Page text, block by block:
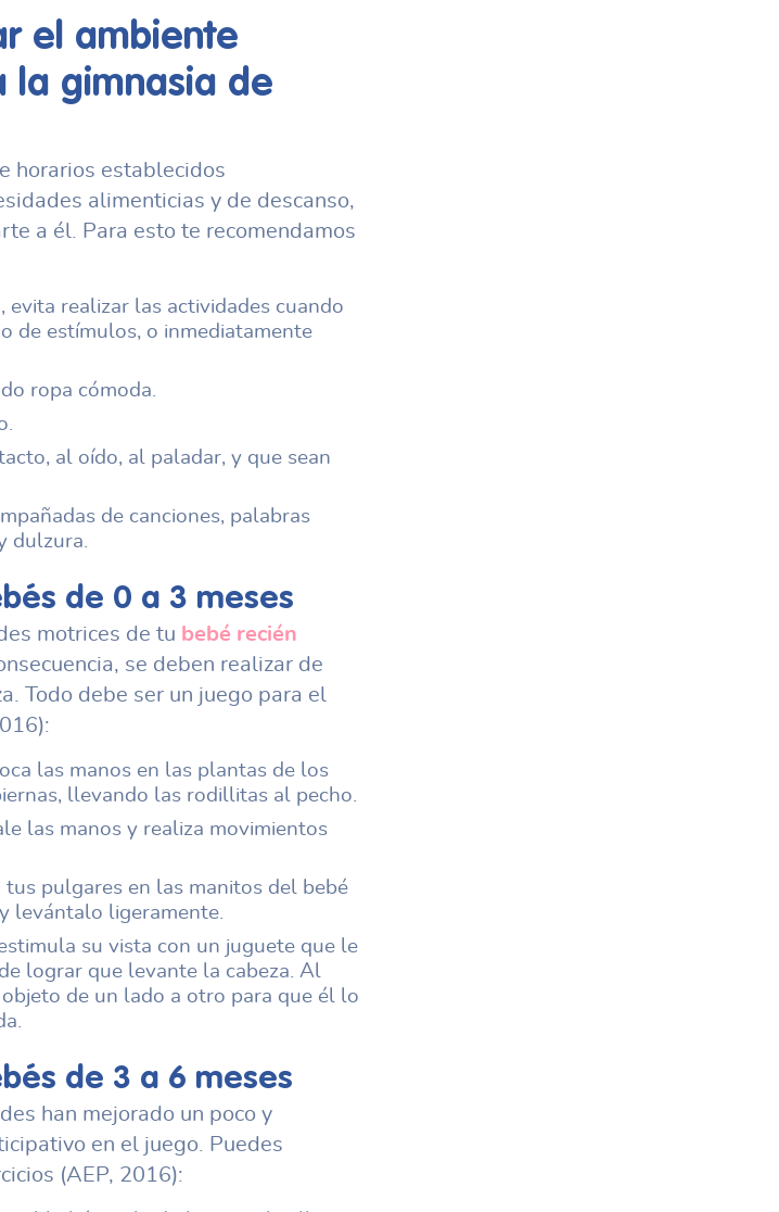
el ambiente
la gimnasia de
horarios establecidos
alimenticias y de descanso,
a él. Para esto te recomendamos
realizar las actividades cuando
de estímulos, o inmediatamente
ropa cómoda.
al oído, al paladar, y que sean
de canciones, palabras
dulzura.
de 0 a 3 meses
motrices de tu bebé recién
se deben realizar de
Todo debe ser un juego para el
las manos en las plantas de los
llevando las rodillitas al pecho.
las manos y realiza movimientos
tus pulgares en las manitos del bebé
levántalo ligeramente.
su vista con un juguete que le
lograr que levante la cabeza. Al
de un lado a otro para que él lo
de 3 a 6 meses
han mejorado un poco y
en el juego. Puedes
(AEP, 2016):